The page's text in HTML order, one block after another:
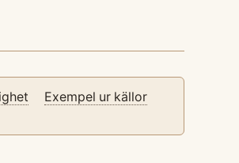
Exempel ur källor